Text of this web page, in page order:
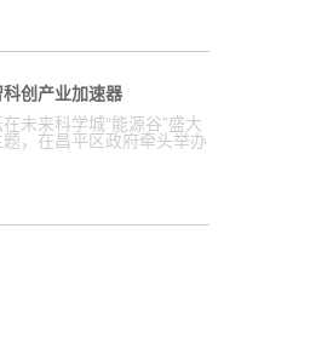
创产业加速器
未来科学城“能源谷”盛大
，在昌平区政府牵头举办